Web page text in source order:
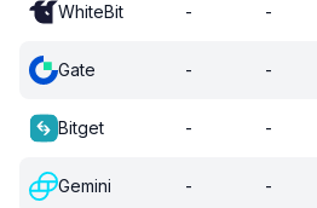
WhiteBit - -
Gate - -
Bitget - -
Gemini - -